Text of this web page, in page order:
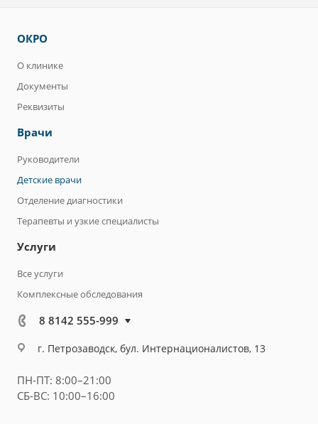
ОКРО
О клинике
Документы
Реквизиты
Врачи
Руководители
Детские врачи
Отделение диагностики
Терапевты и узкие специалисты
Услуги
Все услуги
Комплексные обследования
8 8142 555-999
г. Петрозаводск, бул. Интернационалистов, 13
ПН-ПТ: 8:00–21:00
СБ-ВС: 10:00–16:00